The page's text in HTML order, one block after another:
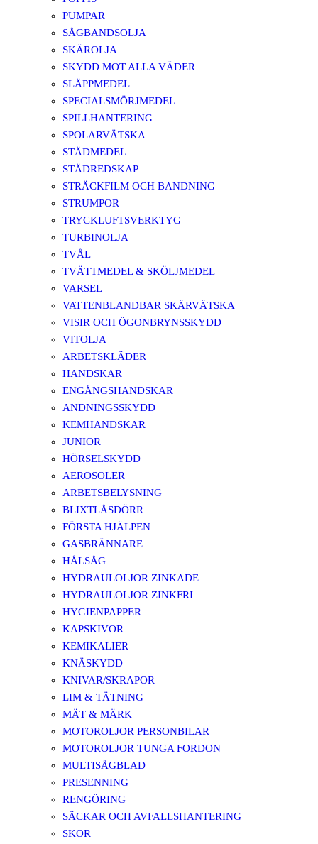
PUMPAR
SÅGBANDSOLJA
SKÄROLJA
SKYDD MOT ALLA VÄDER
SLÄPPMEDEL
SPECIALSMÖRJMEDEL
SPILLHANTERING
SPOLARVÄTSKA
STÄDMEDEL
STÄDREDSKAP
STRÄCKFILM OCH BANDNING
STRUMPOR
TRYCKLUFTSVERKTYG
TURBINOLJA
TVÅL
TVÄTTMEDEL & SKÖLJMEDEL
VARSEL
VATTENBLANDBAR SKÄRVÄTSKA
VISIR OCH ÖGONBRYNSSKYDD
VITOLJA
ARBETSKLÄDER
HANDSKAR
ENGÅNGSHANDSKAR
ANDNINGSSKYDD
KEMHANDSKAR
JUNIOR
HÖRSELSKYDD
AEROSOLER
ARBETSBELYSNING
BLIXTLÅSDÖRR
FÖRSTA HJÄLPEN
GASBRÄNNARE
HÅLSÅG
HYDRAULOLJOR ZINKADE
HYDRAULOLJOR ZINKFRI
HYGIENPAPPER
KAPSKIVOR
KEMIKALIER
KNÄSKYDD
KNIVAR/SKRAPOR
LIM & TÄTNING
MÄT & MÄRK
MOTOROLJOR PERSONBILAR
MOTOROLJOR TUNGA FORDON
MULTISÅGBLAD
PRESENNING
RENGÖRING
SÄCKAR OCH AVFALLSHANTERING
SKOR